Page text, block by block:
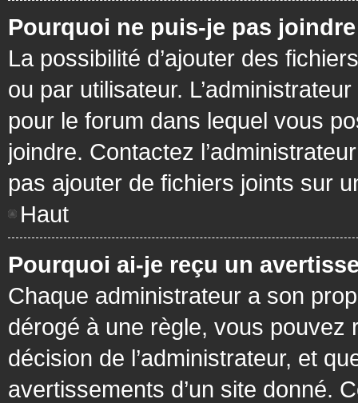
Pourquoi ne puis-je pas
La possibilité d’ajouter des
ou par utilisateur.
pour le forum dans lequel vous
joindre. Contactez
pas ajouter de fichiers joints sur
Haut
Pourquoi ai-je reçu un
Chaque administrateur a son
dérogé à une règle, vous pouvez
décision de l’administrateur, et
avertissements d’un site donné.